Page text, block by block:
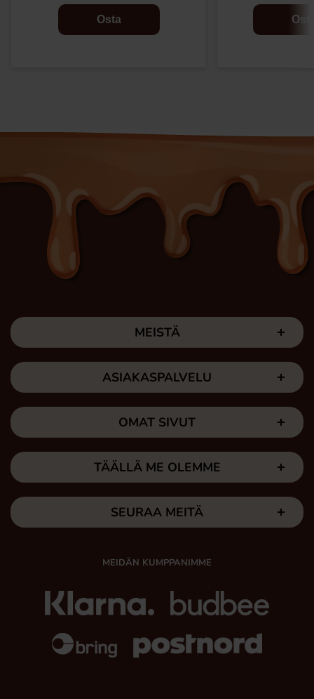
Osta
MEISTÄ
ASIAKASPALVELU
OMAT SIVUT
TÄÄLLÄ ME OLEMME
SEURAA MEITÄ
MEIDÄN KUMPPANIMME